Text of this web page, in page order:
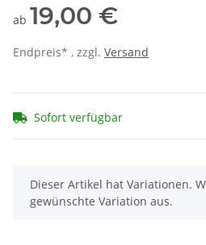
ab 19,00 €
Endpreis* , zzgl. Versand
Sofort verfügbar
x
Dieser Artikel hat Variationen.
gewünschte Variation aus.